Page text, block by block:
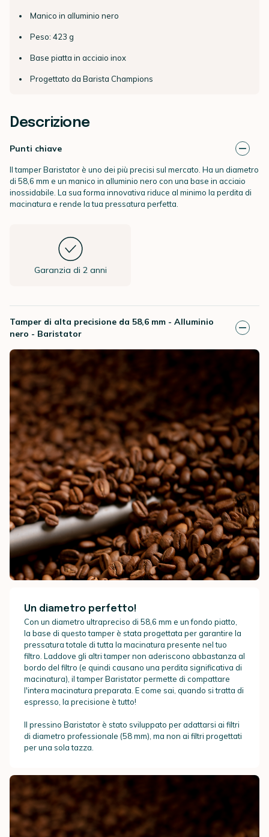
Manico in alluminio nero
Peso: 423 g
Base piatta in acciaio inox
Progettato da Barista Champions
Descrizione
Punti chiave
Il tamper Baristator è uno dei più precisi sul mercato. Ha un diametro
di 58,6 mm e un manico in alluminio nero con una base in acciaio
inossidabile. La sua forma innovativa riduce al minimo la perdita di
macinatura e rende la tua pressatura perfetta.
Garanzia di 2 anni
Tamper di alta precisione da 58,6 mm - Alluminio
nero - Baristator
Un diametro perfetto!
Con un diametro ultrapreciso di 58,6 mm e un fondo piatto,
la base di questo tamper è stata progettata per garantire la
pressatura totale di tutta la macinatura presente nel tuo
filtro. Laddove gli altri tamper non aderiscono abbastanza al
bordo del filtro (e quindi causano una perdita significativa di
macinatura), il tamper Baristator permette di compattare
l'intera macinatura preparata. E come sai, quando si tratta di
espresso, la precisione è tutto!
Il pressino Baristator è stato sviluppato per adattarsi ai filtri
di diametro professionale (58 mm), ma non ai filtri progettati
per una sola tazza.